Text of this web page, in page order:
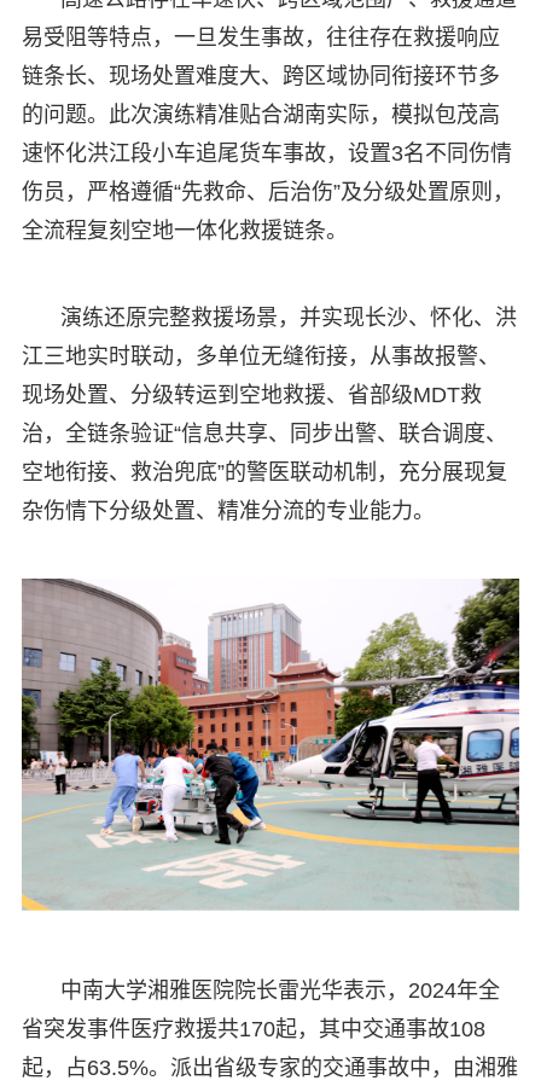
易受阻等特点，一旦发生事故，往往存在救援响应
链条长、现场处置难度大、跨区域协同衔接环节多
的问题。此次演练精准贴合湖南实际，模拟包茂高
速怀化洪江段小车追尾货车事故，设置3名不同伤情
伤员，严格遵循“先救命、后治伤”及分级处置原则，
全流程复刻空地一体化救援链条。
演练还原完整救援场景，并实现长沙、怀化、洪
江三地实时联动，多单位无缝衔接，从事故报警、
现场处置、分级转运到空地救援、省部级MDT救
治，全链条验证“信息共享、同步出警、联合调度、
空地衔接、救治兜底”的警医联动机制，充分展现复
杂伤情下分级处置、精准分流的专业能力。
中南大学湘雅医院院长雷光华表示，2024年全
省突发事件医疗救援共170起，其中交通事故108
起，占63.5%。派出省级专家的交通事故中，由湘雅